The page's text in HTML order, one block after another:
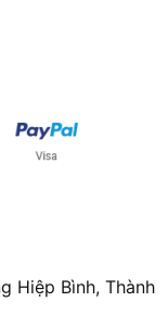
Hiệp Bình, Thành